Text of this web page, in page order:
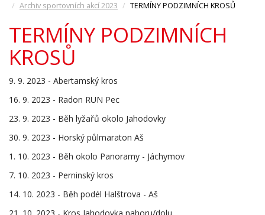
Archiv sportovních akcí 2023
TERMÍNY PODZIMNÍCH KROSŮ
TERMÍNY PODZIMNÍCH
KROSŮ
9. 9. 2023 - Abertamský kros
16. 9. 2023 - Radon RUN Pec
23. 9. 2023 - Běh lyžařů okolo Jahodovky
30. 9. 2023 - Horský půlmaraton Aš
1. 10. 2023 - Běh okolo Panoramy - Jáchymov
7. 10. 2023 - Perninský kros
14. 10. 2023 - Běh podél Halštrova - Aš